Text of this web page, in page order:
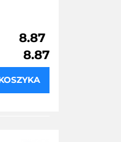
8.87
8.87